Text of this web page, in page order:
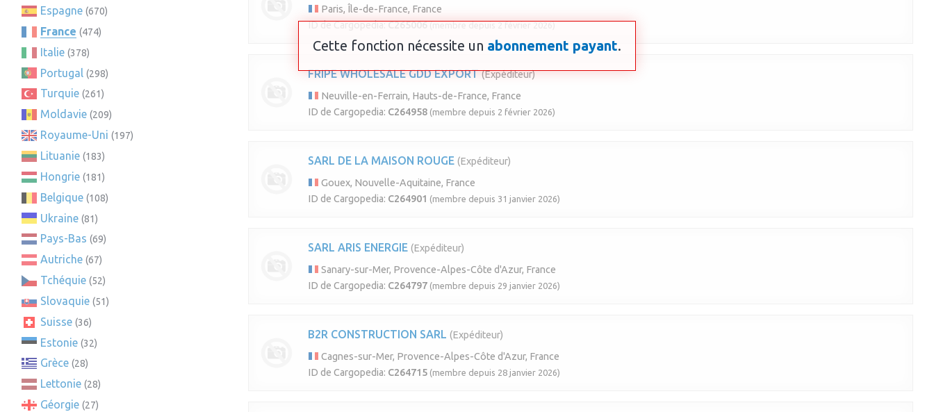
Espagne (670)
France (474)
Italie (378)
Portugal (298)
Turquie (261)
Moldavie (209)
Royaume-Uni (197)
Lituanie (183)
Hongrie (181)
Belgique (108)
Ukraine (81)
Pays-Bas (69)
Autriche (67)
Tchéquie (52)
Slovaquie (51)
Suisse (36)
Estonie (32)
Grèce (28)
Lettonie (28)
Géorgie (27)
Paris, Île-de-France, France
ID de Cargopedia:C265006 (membre depuis 2 février 2026)
FRIPE WHOLESALE GDD EXPORT (Expéditeur)
Neuville-en-Ferrain, Hauts-de-France, France
ID de Cargopedia: C264958 (membre depuis 2 février 2026)
SARL DE LA MAISON ROUGE (Expéditeur)
Gouex, Nouvelle-Aquitaine, France
ID de Cargopedia: C264901 (membre depuis 31 janvier 2026)
SARL ARIS ENERGIE (Expéditeur)
Sanary-sur-Mer, Provence-Alpes-Côte d'Azur, France
ID de Cargopedia: C264797 (membre depuis 29 janvier 2026)
B2R CONSTRUCTION SARL (Expéditeur)
Cagnes-sur-Mer, Provence-Alpes-Côte d'Azur, France
ID de Cargopedia: C264715 (membre depuis 28 janvier 2026)
Cette fonction nécessite un abonnement payant.